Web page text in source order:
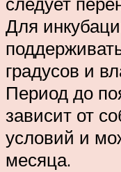
Для
градусов и
Период до
зависит от
условий и
месяца.